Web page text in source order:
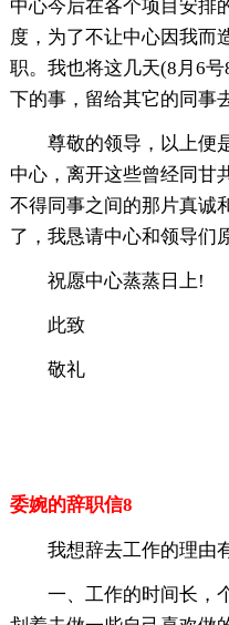
中心今后在各个项目安排
度，为了不让中心因我而
职。我也将这几天(8月6
下的事，留给其它的同事
尊敬的领导，以上便
中心，离开这些曾经同甘
不得同事之间的那片真诚
了，我恳请中心和领导们
祝愿中心蒸蒸日上!
此致
敬礼
委婉的辞职信8
我想辞去工作的理由
一、工作的时间长，